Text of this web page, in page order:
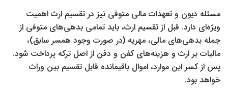
مسئله دیون و تعهدات مالی متوفی نیز در تقسیم ارث اهمیت
ویژه‌ای دارد. قبل از تقسیم ارث، باید تمامی بدهی‌های متوفی از
جمله بدهی‌های مالی، مهریه (در صورت وجود همسر سابق)،
مالیات بر ارث و هزینه‌های کفن و دفن از اصل ترکه پرداخت شود.
پس از کسر این موارد، اموال باقیمانده قابل تقسیم بین وراث
خواهد بود.